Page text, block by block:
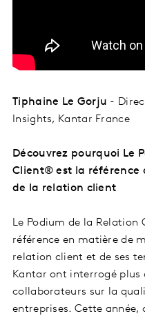
Tiphaine Le Gorju -
Insights, Kantar France
Découvrez pourquoi Le
Client® est la référence
de la relation client
Le Podium de la
référence en matière de
relation client et de ses
Kantar ont interrogé plus
collaborateurs sur la
entreprises. Cette année,